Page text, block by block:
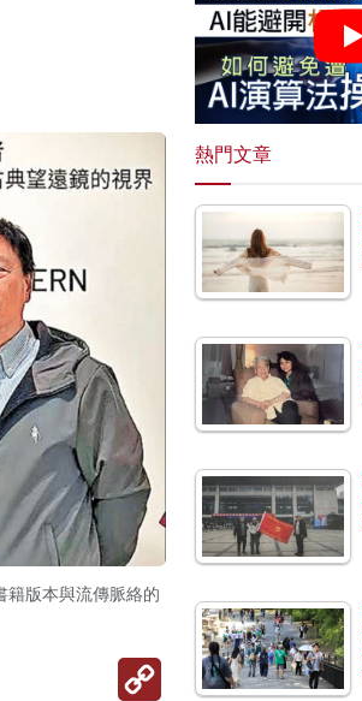
籍版本與流傳脈絡的
Copy
熱門文章